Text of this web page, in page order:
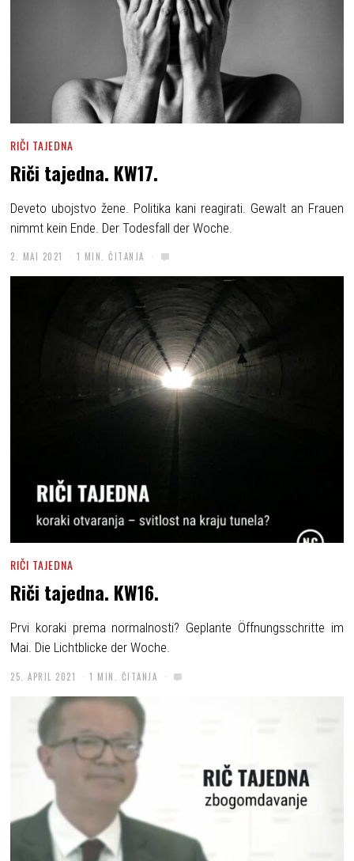
RIČI TAJEDNA
Riči tajedna. KW17.
Deveto ubojstvo žene. Politika kani reagirati. Gewalt an Frauen
nimmt kein Ende. Der Todesfall der Woche.
2. MAI 2021 1 MIN. ČITANJA
RIČI TAJEDNA
Riči tajedna. KW16.
Prvi koraki prema normalnosti? Geplante Öffnungsschritte im
Mai. Die Lichtblicke der Woche.
25. APRIL 2021 1 MIN. ČITANJA